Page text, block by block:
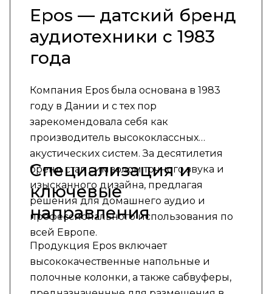
Epos — датский бренд
аудиотехники с 1983
года
Компания Epos была основана в 1983
году в Дании и с тех пор
зарекомендовала себя как
производитель высококлассных
акустических систем. За десятилетия
бренд стал символом точного звука и
изысканного дизайна, предлагая
решения для домашнего аудио и
профессионального использования по
всей Европе.
Специализация и
ключевые
направления
Продукция Epos включает
высококачественные напольные и
полочные колонки, а также сабвуферы,